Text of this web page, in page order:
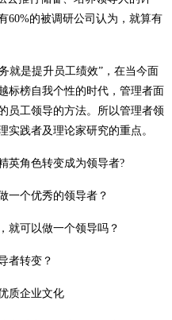
60%的被调研公司认为，就算有
就是提升员工绩效”，在当今面
标榜自我个性的时代，管理者面
员工领导的方法。所以管理者领
实践者及理论家研究的重点。
英角色转变成为领导者?
一个优秀的领导者？
就可以做一个领导吗？
者转变？
质企业文化